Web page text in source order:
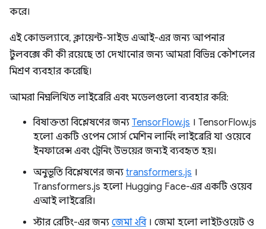
করে।
এই কোডল্যাবে, ক্লায়েন্ট-সাইড এআই-এর জন্য আপনার
টুলবক্সে কী কী রয়েছে তা দেখানোর জন্য আমরা বিভিন্ন কৌশলের
মিশ্রণ ব্যবহার করেছি।
আমরা নিম্নলিখিত লাইব্রেরি এবং মডেলগুলো ব্যবহার করি:
বিষাক্ততা বিশ্লেষণের জন্য TensorFlow.js । TensorFlow.js
হলো একটি ওপেন সোর্স মেশিন লার্নিং লাইব্রেরি যা ওয়েবে
ইনফারেন্স এবং ট্রেনিং উভয়ের জন্যই ব্যবহৃত হয়।
অনুভূতি বিশ্লেষণের জন্য transformers.js ।
Transformers.js হলো Hugging Face-এর একটি ওয়েব
এআই লাইব্রেরি।
স্টার রেটিং-এর জন্য জেমা ২বি। জেমা হলো লাইটওয়েট ও